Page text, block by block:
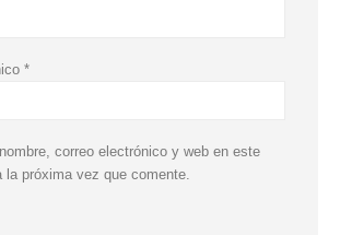
*
correo electrónico y web en este
la próxima vez que comente.